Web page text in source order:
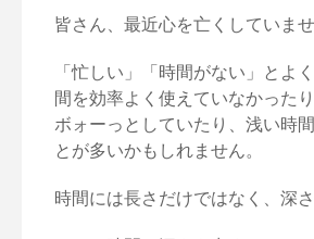
皆さん、最近心を亡くしていま
「忙しい」「時間がない」とよ
間を効率よく使えていなかったり
ボォーっとしていたり、 浅い時
とが多いかもしれません。
時間には長さだけではなく、深さ